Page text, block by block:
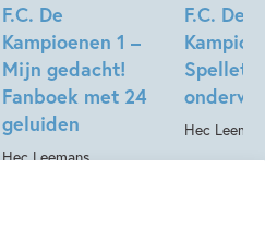
F.C. De
Kampioenen 1 –
Mijn gedacht!
Fanboek met 24
geluiden
Hec Leemans
F.C. De
Hec